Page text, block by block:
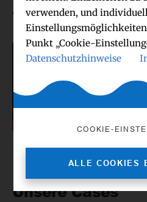
And here we go:
Unsere Cases
verwenden, und
Punkt „Cookie-
Datenschutzhinweise
COOKIE-
ALLE COOKIES